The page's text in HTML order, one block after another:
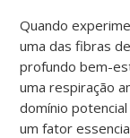
Quando
uma das fibras
profundo bem-
uma respiração
domínio
um fator